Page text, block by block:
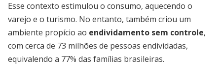
Esse contexto estimulou o consumo, aquecendo o
varejo e o turismo. No entanto, também criou um
ambiente propício ao endividamento sem controle,
com cerca de 73 milhões de pessoas endividadas,
equivalendo a 77% das famílias brasileiras.